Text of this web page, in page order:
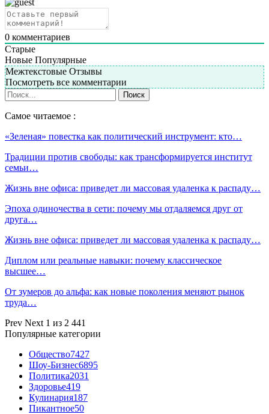
0 комментариев
Старые
Новые Популярные
Межтекстовые Отзывы
Посмотреть все комментарии
Самое читаемое :
«Зеленая» повестка как политический инструмент: кто…
Традиции против свободы: как трансформируется институт
семьи…
Жизнь вне офиса: приведет ли массовая удаленка к распаду…
Эпоха одиночества в сети: почему мы отдаляемся друг от
друга…
Жизнь вне офиса: приведет ли массовая удаленка к распаду…
Диплом или реальные навыки: почему классическое
высшее…
От зумеров до альфа: как новые поколения меняют рынок
труда…
Prev Next 1 из 2 441
Популярные категории
Общество7427
Шоу-Бизнес6895
Политика2031
Здоровье419
Кулинария187
Пикантное50